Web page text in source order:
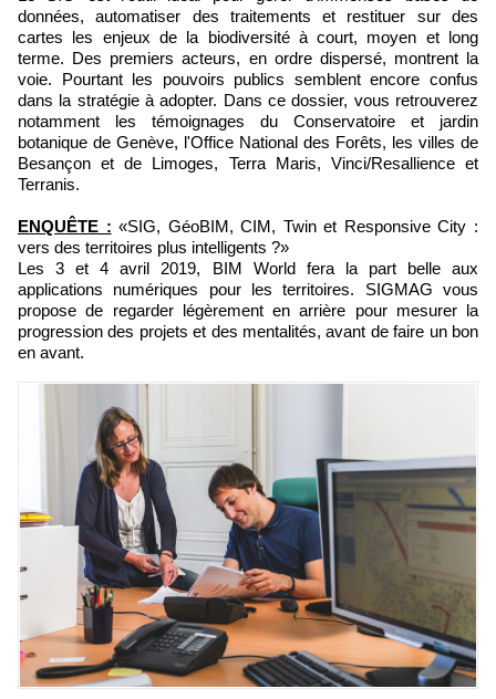
données, automatiser des traitements et restituer sur des
cartes les enjeux de la biodiversité à court, moyen et long
terme. Des premiers acteurs, en ordre dispersé, montrent la
voie. Pourtant les pouvoirs publics semblent encore confus
dans la stratégie à adopter. Dans ce dossier, vous retrouverez
notamment les témoignages du Conservatoire et jardin
botanique de Genève, l'Office National des Forêts, les villes de
Besançon et de Limoges, Terra Maris, Vinci/Resallience et
Terranis.
ENQUÊTE : «SIG, GéoBIM, CIM, Twin et Responsive City :
vers des territoires plus intelligents ?»
Les 3 et 4 avril 2019, BIM World fera la part belle aux
applications numériques pour les territoires. SIGMAG vous
propose de regarder légèrement en arrière pour mesurer la
progression des projets et des mentalités, avant de faire un bon
en avant.